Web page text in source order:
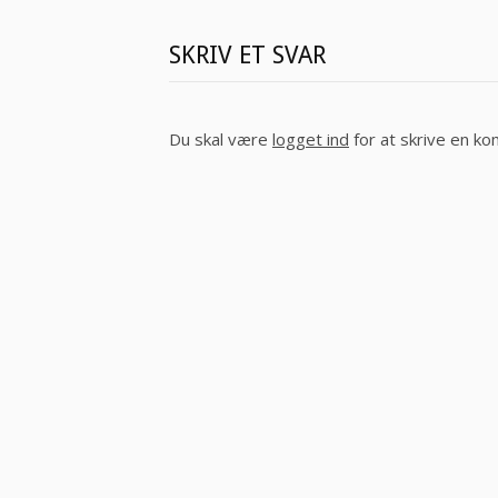
SKRIV ET SVAR
Du skal være logget ind for at skrive en